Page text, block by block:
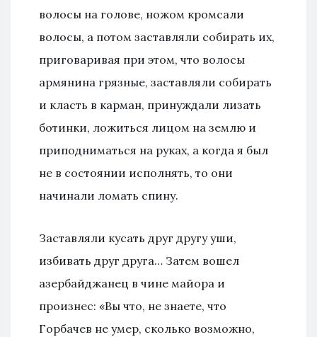
волосы на голове, ножом кромсали
волосы, а потом заставляли собирать их,
приговаривая при этом, что волосы
армянина грязные, заставляли собирать
и класть в карман, принуждали лизать
ботинки, ложиться лицом на землю и
приподниматься на руках, а когда я был
не в состоянии исполнять, то они
начинали ломать спину.
Заставляли кусать друг другу уши,
избивать друг друга… Затем вошел
азербайджанец в чине майора и
произнес: «Вы что, не знаете, что
Горбачев не умер, сколько возможно,